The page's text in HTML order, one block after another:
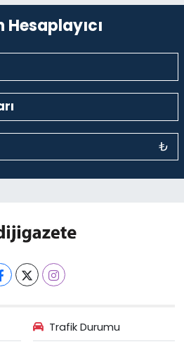
Hesaplayıcı
₺
Trafik Durumu